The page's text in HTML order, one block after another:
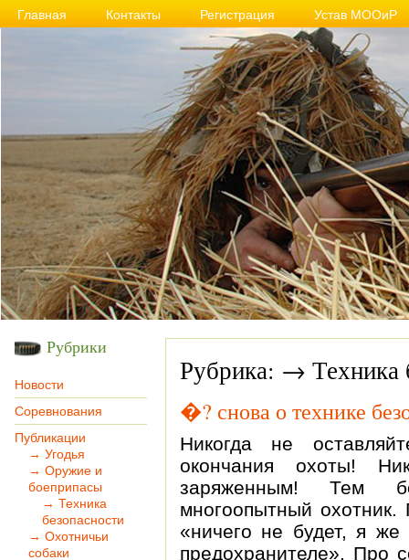
Главная Контакты Регистрация Устав МООиР
Рубрики
Новости
Соревнования
Публикации
→ Угодья
→ Оружие и
боеприпасы
→ Техника
безопасности
→ Охотничьи
собаки
Рубрика: → Техника
�? снова о технике
Никогда не
окончания охоты!
заряженным! Тем
многоопытный
«ничего не будет, я
предохранителе». Про